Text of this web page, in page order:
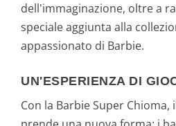
dell'immaginazione, oltre a
speciale aggiunta alla
appassionato di Barbie.
UN'ESPERIENZA DI
Con la Barbie Super